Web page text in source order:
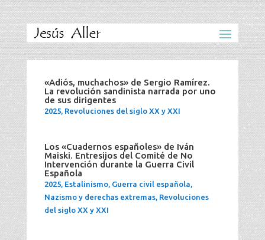
«Adiós, muchachos» de Sergio Ramírez.
La revolución sandinista narrada por uno
de sus dirigentes
2025, Revoluciones del siglo XX y XXI
Los «Cuadernos españoles» de Iván
Maiski. Entresijos del Comité de No
Intervención durante la Guerra Civil
Española
2025, Estalinismo, Guerra civil española,
Nazismo y derechas extremas, Revoluciones
del siglo XX y XXI